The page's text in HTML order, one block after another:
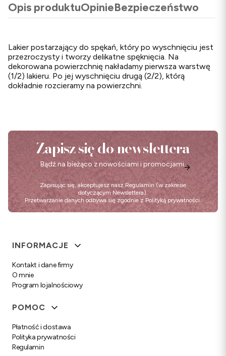
Opis produktuOpinieBezpieczeństwo
Lakier postarzający do spękań, który po wyschnięciu jest
przezroczysty i tworzy delikatne spęknięcia. Na
dekorowana powierzchnię nakładamy pierwsza warstwę
(1/2) lakieru. Po jej wyschnięciu drugą (2/2), którą
dokładnie rozcieramy na powierzchni.
Zapisz się do newslettera
Bądź na bieżąco z nowościami i promocjami.
Zapisując się, akceptujesz nasz Regulamin (w zakresie
dotyczącym Newslettera).
Przetwarzanie danych odbywa się zgodnie z Polityką prywatności.
Linki w stopce
INFORMACJE
Kontakt i dane firmy
O mnie
Program lojalnościowy
POMOC
Płatność i dostawa
Polityka prywatności
Regulamin